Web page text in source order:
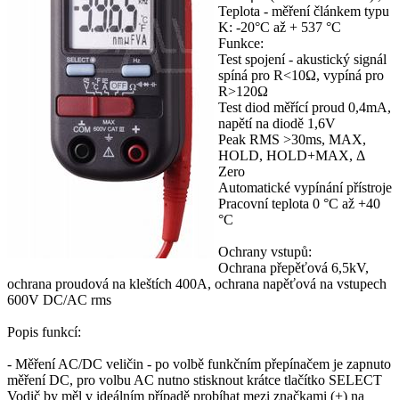
Teplota - měření článkem typu
K: -20°C až + 537 °C
Funkce:
Test spojení - akustický signál
spíná pro R<10Ω, vypíná pro
R>120Ω
Test diod měřící proud 0,4mA,
napětí na diodě 1,6V
Peak RMS >30ms, MAX,
HOLD, HOLD+MAX, Δ
Zero
Automatické vypínání přístroje
Pracovní teplota 0 °C až +40
°C
Ochrany vstupů:
Ochrana přepěťová 6,5kV,
ochrana proudová na kleštích 400A, ochrana napěťová na vstupech
600V DC/AC rms
Popis funkcí:
- Měření AC/DC veličin - po volbě funkčním přepínačem je zapnuto
měření DC, pro volbu AC nutno stisknout krátce tlačítko SELECT
Vodič by měl v ideálním případě probíhat mezi značkami (+) na